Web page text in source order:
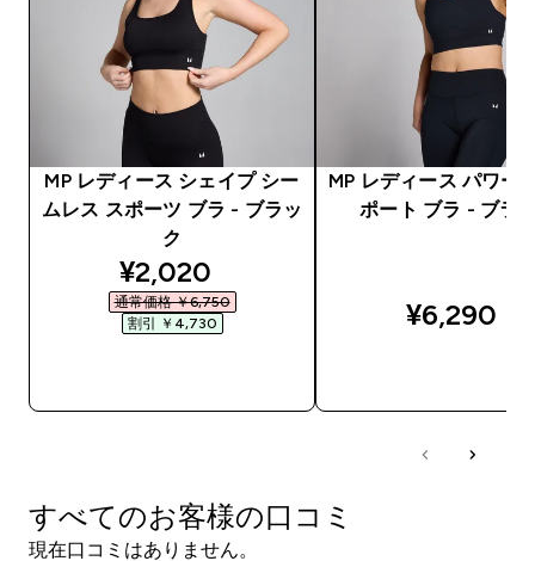
MP レディース シェイプ シー
ムレス スポーツ ブラ - ブラッ
ク
discounted price
¥2,020‎
通常価格 ￥6,750‎
割引 ￥4,730‎
MP レディース パワー
ポート ブラ - ブラ
¥6,290‎
すべてのお客様の口コミ
現在口コミはありません。